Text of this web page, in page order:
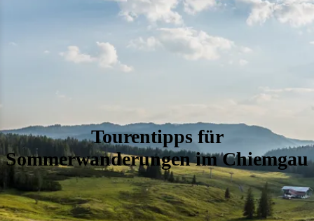
Tourentipps für
Sommerwanderungen im Chiemgau